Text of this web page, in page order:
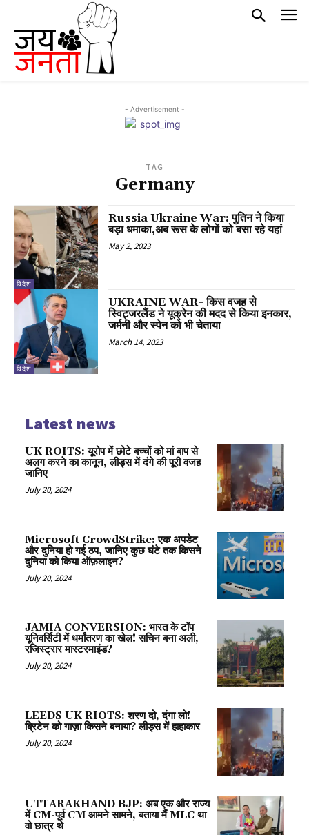
- Advertisement -
TAG
Germany
विदेश
Russia Ukraine War: पुतिन ने किया
बड़ा धमाका,अब रूस के लोगों को बसा रहे यहां
May 2, 2023
विदेश
UKRAINE WAR- किस वजह से
स्विट्जरलैंड ने यूक्रेन की मदद से किया इनकार,
जर्मनी और स्पेन को भी चेताया
March 14, 2023
Latest news
UK ROITS: यूरोप में छोटे बच्चों को मां बाप से
अलग करने का कानून, लीड्स में दंगे की पूरी वजह
जानिए
July 20, 2024
Microsoft CrowdStrike: एक अपडेट
और दुनिया हो गई ठप, जानिए कुछ घंटे तक किसने
दुनिया को किया ऑफ़लाइन?
July 20, 2024
JAMIA CONVERSION: भारत के टॉप
यूनिवर्सिटी में धर्मांतरण का खेल! सचिन बना अली,
रजिस्ट्रार मास्टरमाइंड?
July 20, 2024
LEEDS UK RIOTS: शरण दो, दंगा लो!
ब्रिटेन को गाज़ा किसने बनाया? लीड्स में हाहाकार
July 20, 2024
UTTARAKHAND BJP: अब एक और राज्य
में CM-पूर्व CM आमने सामने, बताया मैं MLC था
वो छात्र थे